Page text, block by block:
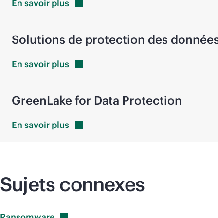
En savoir plus
Solutions de protection des
En savoir plus
GreenLake for Data Protection
En savoir plus
Sujets connexes